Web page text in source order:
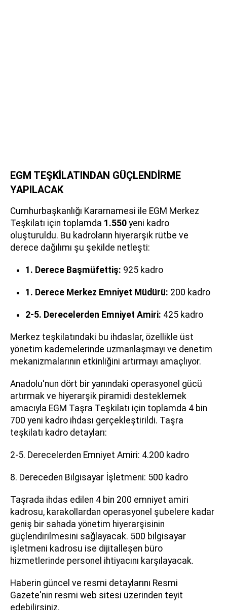
EGM TEŞKİLATINDAN GÜÇLENDİRME
YAPILACAK
Cumhurbaşkanlığı Kararnamesi ile EGM Merkez
Teşkilatı için toplamda 1.550 yeni kadro
oluşturuldu. Bu kadroların hiyerarşik rütbe ve
derece dağılımı şu şekilde netleşti:
1. Derece Başmüfettiş: 925 kadro
1. Derece Merkez Emniyet Müdürü: 200 kadro
2-5. Derecelerden Emniyet Amiri: 425 kadro
Merkez teşkilatındaki bu ihdaslar, özellikle üst
yönetim kademelerinde uzmanlaşmayı ve denetim
mekanizmalarının etkinliğini artırmayı amaçlıyor.
Anadolu'nun dört bir yanındaki operasyonel gücü
artırmak ve hiyerarşik piramidi desteklemek
amacıyla EGM Taşra Teşkilatı için toplamda 4 bin
700 yeni kadro ihdası gerçekleştirildi. Taşra
teşkilatı kadro detayları:
2-5. Derecelerden Emniyet Amiri: 4.200 kadro
8. Dereceden Bilgisayar İşletmeni: 500 kadro
Taşrada ihdas edilen 4 bin 200 emniyet amiri
kadrosu, karakollardan operasyonel şubelere kadar
geniş bir sahada yönetim hiyerarşisinin
güçlendirilmesini sağlayacak. 500 bilgisayar
işletmeni kadrosu ise dijitalleşen büro
hizmetlerinde personel ihtiyacını karşılayacak.
Haberin güncel ve resmi detaylarını Resmi
Gazete'nin resmi web sitesi üzerinden teyit
edebilirsiniz.